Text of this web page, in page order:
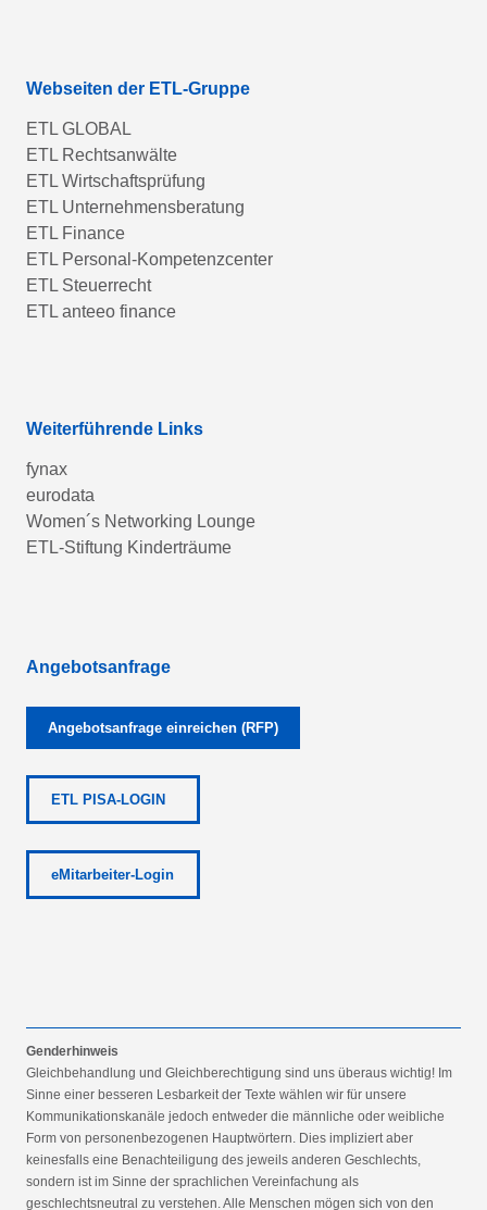
Webseiten der ETL-Gruppe
ETL GLOBAL
ETL Rechtsanwälte
ETL Wirtschaftsprüfung
ETL Unternehmensberatung
ETL Finance
ETL Personal-Kompetenzcenter
ETL Steuerrecht
ETL anteeo finance
Weiterführende Links
fynax
eurodata
Women´s Networking Lounge
ETL-Stiftung Kinderträume
Angebotsanfrage
Angebotsanfrage einreichen (RFP)
ETL PISA-LOGIN
eMitarbeiter-Login
Genderhinweis
Gleichbehandlung und Gleichberechtigung sind uns überaus wichtig! Im
Sinne einer besseren Lesbarkeit der Texte wählen wir für unsere
Kommunikationskanäle jedoch entweder die männliche oder weibliche
Form von personenbezogenen Hauptwörtern. Dies impliziert aber
keinesfalls eine Benachteiligung des jeweils anderen Geschlechts,
sondern ist im Sinne der sprachlichen Vereinfachung als
geschlechtsneutral zu verstehen. Alle Menschen mögen sich von den